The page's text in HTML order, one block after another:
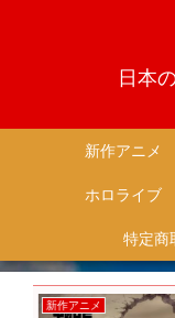
日本
新作アニメ
ホロライブ
新作ゲーム